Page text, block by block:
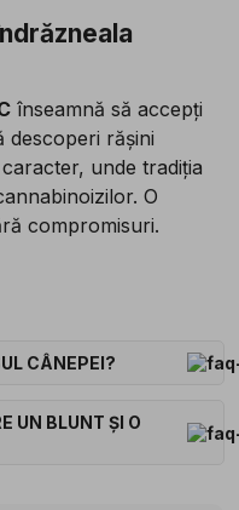
înseamnă să accepți
descoperi rășini
unde tradiția
O
compromisuri.
CÂNEPEI?
UN BLUNT ȘI O